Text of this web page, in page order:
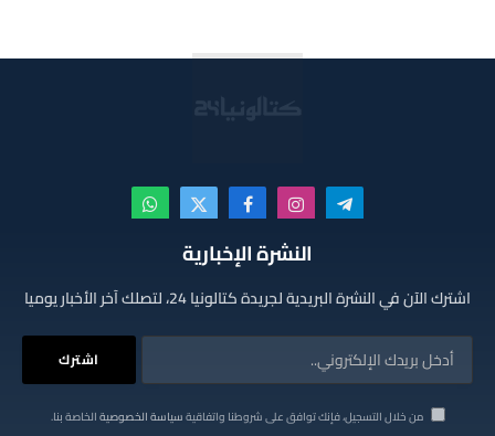
تيلقرام الانستغرامفيسبوكX
(Twitter)
واتساب
النشرة الإخبارية
اشترك الآن في النشرة البريدية لجريدة كتالونيا 24، لتصلك آخر الأخبار يوميا
من خلال التسجيل، فإنك توافق على شروطنا واتفاقيةسياسة الخصوصيةالخاصة بنا.